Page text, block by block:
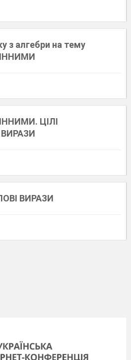
з алгебри на тему
ЦІЛІ
ВИРАЗИ